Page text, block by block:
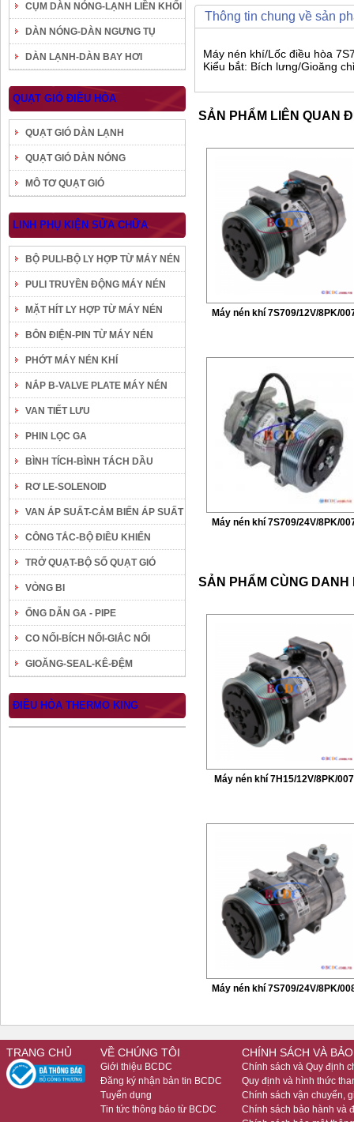
CỤM DÀN NÓNG-LẠNH LIỀN KHỐI
DÀN NÓNG-DÀN NGƯNG TỤ
DÀN LẠNH-DÀN BAY HƠI
QUẠT GIÓ ĐIỀU HÒA
QUẠT GIÓ DÀN LẠNH
QUẠT GIÓ DÀN NÓNG
MÔ TƠ QUẠT GIÓ
LINH PHỤ KIỆN SỬA CHỮA
BỘ PULI-BỘ LY HỢP TỪ MÁY NÉN
PULI TRUYỀN ĐỘNG MÁY NÉN
MẶT HÍT LY HỢP TỪ MÁY NÉN
BÔN ĐIỆN-PIN TỪ MÁY NÉN
PHỚT MÁY NÉN KHÍ
NẮP B-VALVE PLATE MÁY NÉN
VAN TIẾT LƯU
PHIN LỌC GA
BÌNH TÍCH-BÌNH TÁCH DẦU
RƠ LE-SOLENOID
VAN ÁP SUẤT-CẢM BIẾN ÁP SUẤT
CÔNG TẮC-BỘ ĐIỀU KHIỂN
TRỞ QUẠT-BỘ SỐ QUẠT GIÓ
VÒNG BI
ỐNG DẪN GA - PIPE
CO NỐI-BÍCH NỐI-GIẮC NỐI
GIOĂNG-SEAL-KÊ-ĐỆM
ĐIỀU HÒA THERMO KING
Thông tin chung về sản
Máy nén khí/Lốc điều hòa
Kiểu bắt: Bích lưng/Gioăng
SẢN PHẨM LIÊN QUAN
Máy nén khí 7S709/12V/8PK/
Máy nén khí 7S709/24V/8PK/
SẢN PHẨM CÙNG
Máy nén khí 7H15/12V/8PK/
Máy nén khí 7S709/24V/8PK/
TRANG CHỦ VỀ CHÚNG TÔI
Giới thiệu BCDC
Đăng ký nhận bản tin BCDC
Tuyển dụng
Tin tức thông báo từ BCDC
CHÍNH SÁCH VÀ
Chính sách và Quy định
Quy định và hình thức
Chính sách vận chuyển,
Chính sách bảo hành và